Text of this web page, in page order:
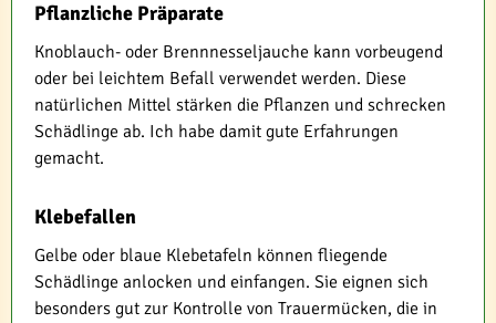
Pflanzliche Präparate
Knoblauch- oder Brennnesseljauche kann vorbeugend
oder bei leichtem Befall verwendet werden. Diese
natürlichen Mittel stärken die Pflanzen und schrecken
Schädlinge ab. Ich habe damit gute Erfahrungen
gemacht.
Klebefallen
Gelbe oder blaue Klebetafeln können fliegende
Schädlinge anlocken und einfangen. Sie eignen sich
besonders gut zur Kontrolle von Trauermücken, die in